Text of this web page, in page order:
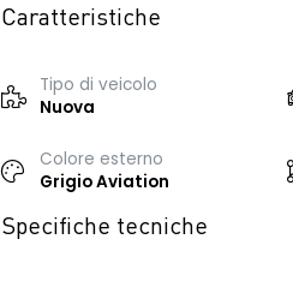
Caratteristiche
Tipo di veicolo
Nuova
Colore esterno
Grigio Aviation
Specifiche tecniche